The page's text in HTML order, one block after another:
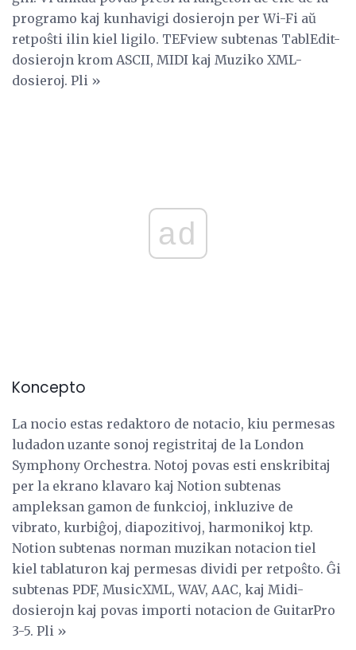
programo kaj kunhavigi dosierojn per Wi-Fi aŭ
retpoŝti ilin kiel ligilo. TEFview subtenas TablEdit-
dosierojn krom ASCII, MIDI kaj Muziko XML-
dosieroj. Pli »
ad
Koncepto
La nocio estas redaktoro de notacio, kiu permesas
ludadon uzante sonoj registritaj de la London
Symphony Orchestra. Notoj povas esti enskribitaj
per la ekrano klavaro kaj Notion subtenas
ampleksan gamon de funkcioj, inkluzive de
vibrato, kurbiĝoj, diapozitivoj, harmonikoj ktp.
Notion subtenas norman muzikan notacion tiel
kiel tablaturon kaj permesas dividi per retpoŝto. Ĝi
subtenas PDF, MusicXML, WAV, AAC, kaj Midi-
dosierojn kaj povas importi notacion de GuitarPro
3-5. Pli »